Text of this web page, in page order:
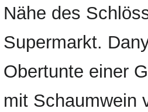
Nähe des
Supermarkt.
Obertunte einer
mit Schaumwein